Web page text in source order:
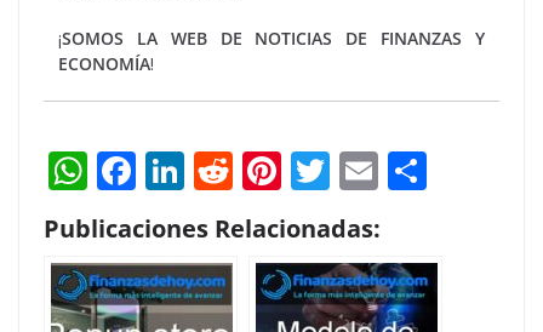
¡SOMOS LA WEB DE NOTICIAS DE FINANZAS Y
ECONOMÍA!
W
h
at
s
F
ac
e
b
Li
k
e
R
e
d
di
Pi
nt
er
e
T
w
itt
er
E
ai
l e
Publicaciones Relacionadas: